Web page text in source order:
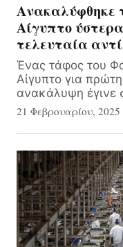
Ανακαλύφθηκε
Αίγυπτο
τελευταία
Ένας τάφος του
Αίγυπτο για
ανακάλυψη έγινε
21 Φεβρουαρίου, 2025